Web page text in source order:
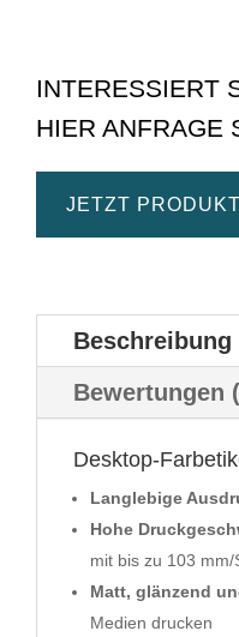
INTERESSIERT
HIER ANFRAGE
JETZT
Beschreibung
Bewertungen
Desktop-
Langlebige
Hohe
mit bis zu 103 mm/
Matt, glänzend
Medien drucken